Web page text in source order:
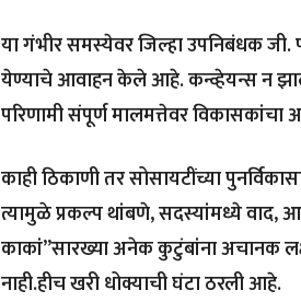
या गंभीर समस्येवर जिल्हा उपनिबंधक जी.
येण्याचे आवाहन केले आहे. कन्व्हेयन्स न
परिणामी संपूर्ण मालमत्तेवर विकासकांचा
काही ठिकाणी तर सोसायटींच्या
त्यामुळे प्रकल्प थांबणे, सदस्यांमध्ये वाद,
काकां”सारख्या अनेक कुटुंबांना अचानक
नाही.हीच खरी धोक्याची घंटा ठरली आहे.